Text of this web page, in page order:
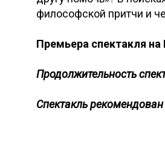
философской притчи и
Премьера спектакля на
Продолжительность
Спектакль